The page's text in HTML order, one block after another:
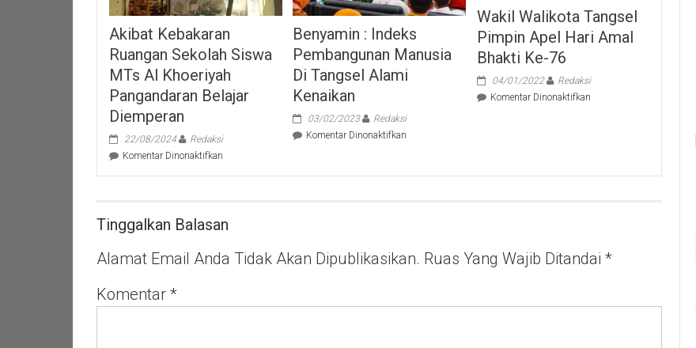
Akibat Kebakaran
Ruangan Sekolah Siswa
MTs Al Khoeriyah
Pangandaran Belajar
Diemperan
22/08/2024
Redaksi
Komentar Dinonaktifkan
Siswa
Al
Benyamin : Indeks
Pembangunan Manusia
Di Tangsel Alami
Kenaikan
03/02/2023
Redaksi
Komentar Dinonaktifkan
Indeks
Kenaikan
Wakil Walikota Tangsel
Pimpin Apel Hari Amal
Bhakti Ke-76
04/01/2022
Redaksi
Komentar Dinonaktifkanpada
Tinggalkan Balasan
Alamat Email Anda Tidak Akan Dipublikasikan. Ruas Yang Wajib Ditandai *
Komentar *